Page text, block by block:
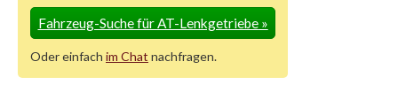
Fahrzeug-Suche für AT-Lenkgetriebe»
Oder einfach im Chat nachfragen.